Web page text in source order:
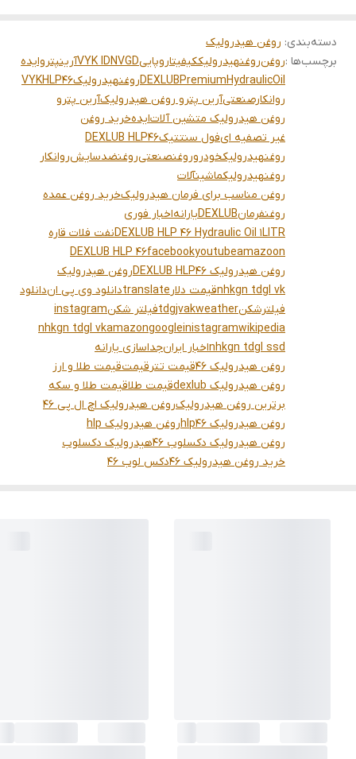
دسته‌بندی: روغن هیدرولیک
برچسب‌ها :روغنروغنهیدرولیککیفیتاروپاییVYK IDNVGDآرینپتروایده
DEXLUBPremiumHydraulicOilروغنهیدرولیکHLP46
VYK
روانکارصنعتیآرین پترو روغن هیدرولیکآرین پترو
روغن هیدرولیک متشین آلاتایدهخرید روغن
غیر تصفیه ایفول سنتتیکDEXLUB HLP46
روغنهیدرولیکخودروروغنصنعتیروغنضدسایشروانکار
روغنهیدرولیکماشینآلات
روغن مناسب برای فرمان هیدرولیکخرید روغن عمده
روغنفرمانDEXLUBیارانهاخبار فوری
DEXLUB HLP 46 Hydraulic Oil 1LITRنفت فلات قاره
amazoon
youtube
facebook
DEXLUB HLP 46
روغن هیدرولیک DEXLUB HLP46
روغن هیدرولیک
nhkgn tdgl vkقیمت دلارtranslateدانلود وی پی اندانلود
فیلترشکنweather
tdgjvakفیلتر شکنinstagram
wikipedia
inistagram
google
amazon
nhkgn tdgl vk
nhkgn tdgl ssdاخبار ایرانجداسازی یارانه
روغن هیدرولیک 46
قیمت تترقیمتقیمت طلا و ارز
روغن هیدرولیک dexlub
قیمت طلاقیمت طلا و سکه
برترین روغن هیدرولیکروغن هیدرولیک اچ ال پی 46
روغن هیدرولیک hlp46
روغن هیدرولیک hlp
روغن هیدرولیک دکسلوب 46
هیدرولیک دکسلوب
خرید روغن هیدرولیک 46
دکس لوب 46